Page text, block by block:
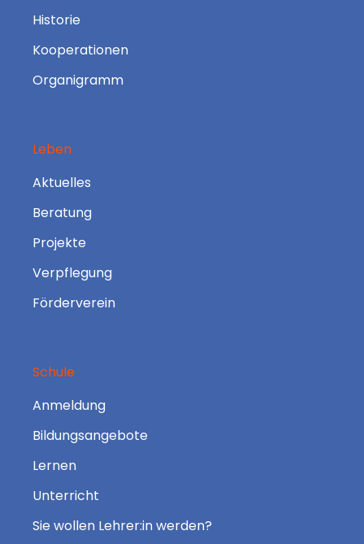
Historie
Kooperationen
Organigramm
Leben
Aktuelles
Beratung
Projekte
Verpflegung
Förderverein
Schule
Anmeldung
Bildungsangebote
Lernen
Unterricht
Sie wollen Lehrer:in werden?